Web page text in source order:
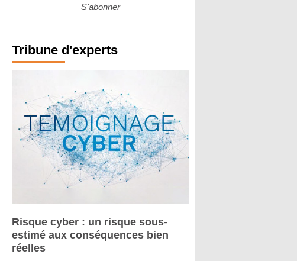
S'abonner
Tribune d'experts
Risque cyber : un risque sous-
estimé aux conséquences bien
réelles